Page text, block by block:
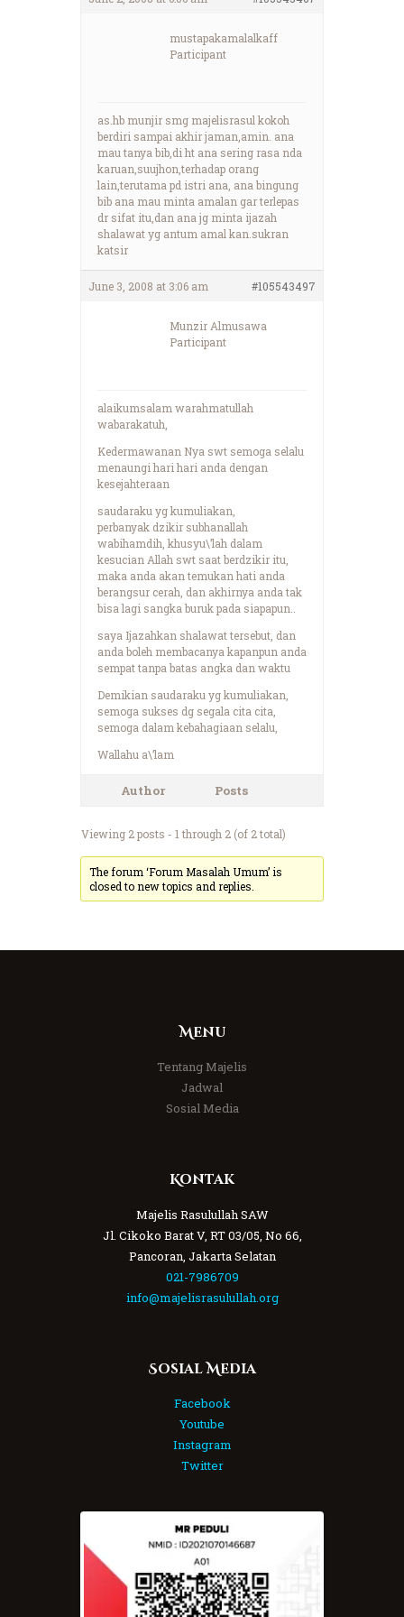
mustapakamalalkaff
Participant
as.hb munjir smg majelisrasul kokoh
berdiri sampai akhir jaman,amin. ana
mau tanya bib,di ht ana sering rasa nda
karuan,suujhon,terhadap orang
lain,terutama pd istri ana, ana bingung
bib ana mau minta amalan gar terlepas
dr sifat itu,dan ana jg minta ijazah
shalawat yg antum amal kan.sukran
katsir
June 3, 2008 at 3:06 am #105543497
Munzir Almusawa
Participant
alaikumsalam warahmatullah
wabarakatuh,
Kedermawanan Nya swt semoga selalu
menaungi hari hari anda dengan
kesejahteraan
saudaraku yg kumuliakan,
perbanyak dzikir subhanallah
wabihamdih, khusyu\’lah dalam
kesucian Allah swt saat berdzikir itu,
maka anda akan temukan hati anda
berangsur cerah, dan akhirnya anda tak
bisa lagi sangka buruk pada siapapun..
saya Ijazahkan shalawat tersebut, dan
anda boleh membacanya kapanpun anda
sempat tanpa batas angka dan waktu
Demikian saudaraku yg kumuliakan,
semoga sukses dg segala cita cita,
semoga dalam kebahagiaan selalu,
Wallahu a\’lam
Author Posts
Viewing 2 posts - 1 through 2 (of 2 total)
The forum ‘Forum Masalah Umum’ is
closed to new topics and replies.
Menu
Tentang Majelis
Jadwal
Sosial Media
Kontak
Majelis Rasulullah SAW
Jl. Cikoko Barat V, RT 03/05, No 66,
Pancoran, Jakarta Selatan
021-7986709
info@majelisrasulullah.org
Sosial Media
Facebook
Youtube
Instagram
Twitter